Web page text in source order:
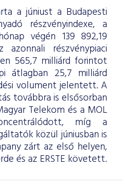
a júniust a Budapesti
részvényindexe, a
végén 139 892,19
részvénypiaci
565,7 milliárd forintot
átlagban 25,7 milliárd
volument jelentett. A
továbbra is elsősorban
Telekom és a MOL
míg a
közül júniusban is
zárt az első helyen,
és az ERSTE követett.